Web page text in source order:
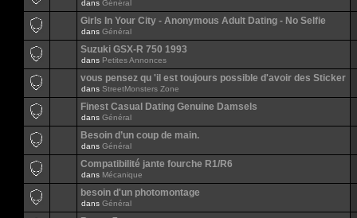
dans Général
Girls In Your City - Anonymous Adult Dating - No Selfie
dans Général
Suzuki GSX-R 750 1993
dans Petites Annonces
vous pensez qu 'il est toujours possible d'avoir des Sticker
dans StreetMonsters Zone
Finest Сasual Dating Genuine Damsels
dans Général
Besoin d’un coup de main.
dans Général
Compatibilité jante fourche R1/R6
dans Mécanique
besoin d'un photomontage
dans Général